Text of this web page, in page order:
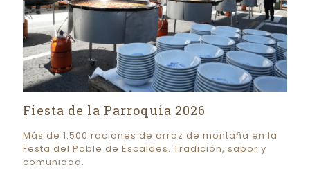
Fiesta de la Parroquia 2026
Más de 1.500 raciones de arroz de montaña en la
Festa del Poble de Escaldes. Tradición, sabor y
comunidad.